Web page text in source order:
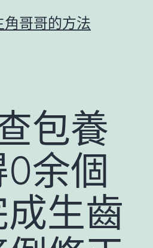
角哥哥的方法
包養
余個
生齒